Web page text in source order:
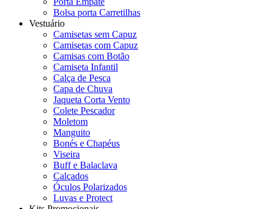
Bolsa porta Carretilhas
Vestuário
Camisetas sem Capuz
Camisetas com Capuz
Camisas com Botão
Camiseta Infantil
Calça de Pesca
Capa de Chuva
Jaqueta Corta Vento
Colete Pescador
Moletom
Manguito
Bonés e Chapéus
Viseira
Buff e Balaclava
Calçados
Óculos Polarizados
Luvas e Protect